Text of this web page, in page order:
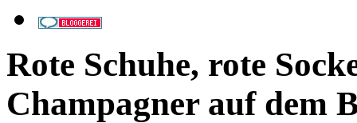
Rote Schuhe, rote
Champagner auf dem